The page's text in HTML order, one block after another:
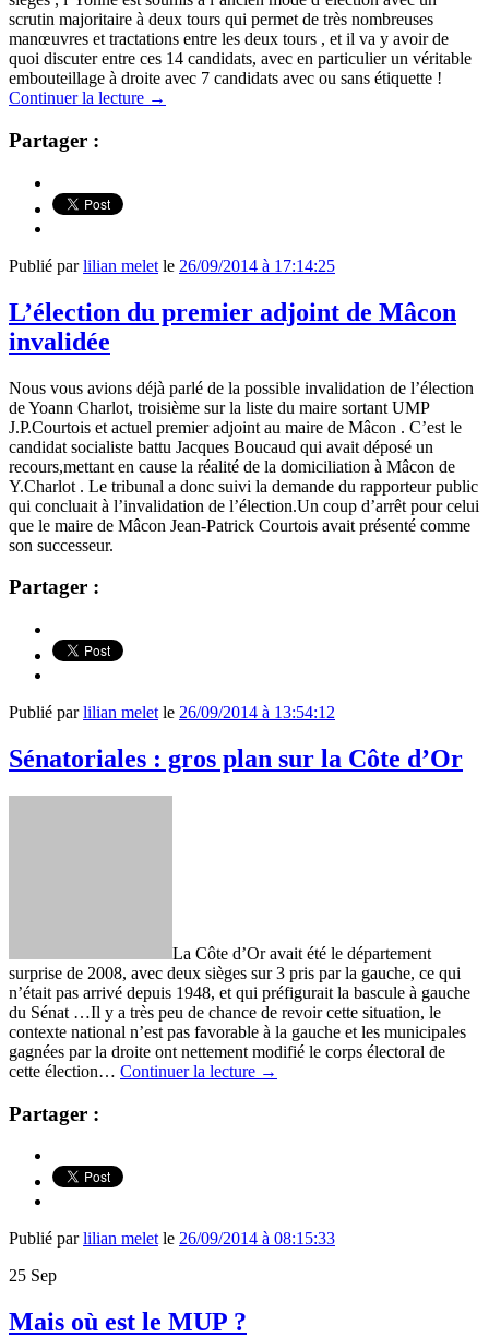
scrutin majoritaire à deux tours qui permet de très nombreuses
manœuvres et tractations entre les deux tours , et il va y avoir de
quoi discuter entre ces 14 candidats, avec en particulier un véritable
embouteillage à droite avec 7 candidats avec ou sans étiquette !
Continuer la lecture →
Partager :
Publié parlilian melet le 26/09/2014 à 17:14:25
L’élection du premier adjoint de Mâcon
invalidée
Nous vous avions déjà parlé de la possible invalidation de l’élection
de Yoann Charlot, troisième sur la liste du maire sortant UMP
J.P.Courtois et actuel premier adjoint au maire de Mâcon . C’est le
candidat socialiste battu Jacques Boucaud qui avait déposé un
recours,mettant en cause la réalité de la domiciliation à Mâcon de
Y.Charlot . Le tribunal a donc suivi la demande du rapporteur public
qui concluait à l’invalidation de l’élection.Un coup d’arrêt pour celui
que le maire de Mâcon Jean-Patrick Courtois avait présenté comme
son successeur.
Partager :
Publié parlilian melet le 26/09/2014 à 13:54:12
Sénatoriales : gros plan sur la Côte d’Or
La Côte d’Or avait été le département
surprise de 2008, avec deux sièges sur 3 pris par la gauche, ce qui
n’était pas arrivé depuis 1948, et qui préfigurait la bascule à gauche
du Sénat …Il y a très peu de chance de revoir cette situation, le
contexte national n’est pas favorable à la gauche et les municipales
gagnées par la droite ont nettement modifié le corps électoral de
cette élection… Continuer la lecture →
Partager :
Publié parlilian melet le 26/09/2014 à 08:15:33
25 Sep
Mais où est le MUP ?